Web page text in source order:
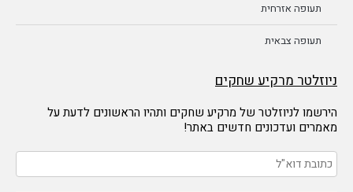
תעופה אזרחית
תעופה צבאית
ניוזלטר מרקיע שחקים
הירשמו לניוזלטר של מרקיע שחקים ותהיו הראשונים לדעת על
מאמרים ועדכונים חדשים באתר!